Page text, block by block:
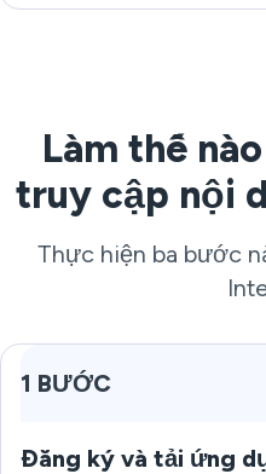
Làm thế
truy cập nội
Thực hiện ba bước
1 BƯỚC
Đăng ký và tải ứng